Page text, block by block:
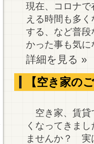
現在、コロナ
える時間も多
する、など普
かった事も気
詳細を見る »
【空き家の
空き家、賃貸
くなってきま
ませんか？ 実